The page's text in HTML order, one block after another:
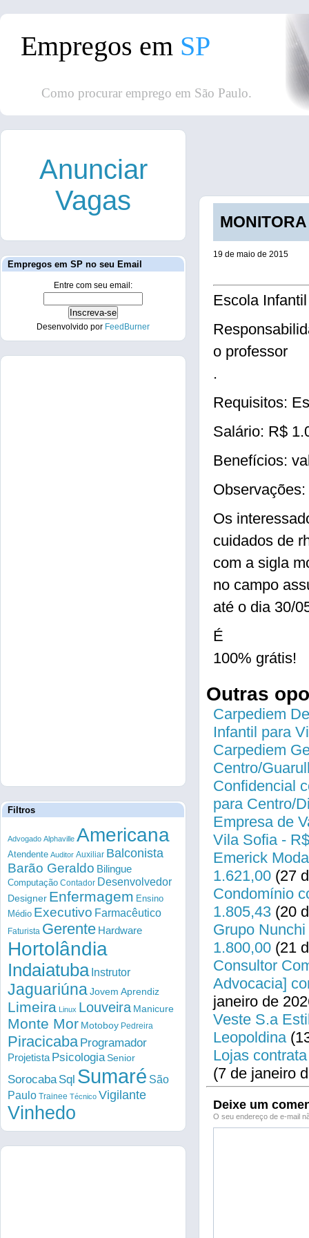
Empregos em SP
Como procurar emprego em São Paulo.
19 de maio de 2015
Escola
o professor
.
Requisitos:
Salário: R$
Benefícios:
Os
cuidados de
com a sigla
no campo
até o dia 30/
É
100% grátis!
Outras
Carpediem
Infantil para
Carpediem
Centro/
Confidencial
para Centro/
Empresa de
Vila Sofia -
Emerick
1.621,00 (27
Condomínio
1.805,43 (20
Grupo
1.800,00 (21
Consultor
Advocacia]
janeiro de
Veste S.a
Leopoldina
Lojas
(7 de janeiro
Deixe um
O seu endereço de e-mail
Anunciar
Vagas
Empregos em SP no seu Email
Entre com seu email:
Desenvolvido por FeedBurner
Filtros
Advogado Alphaville Americana
Atendente Auditor Auxiliar Balconista
Barão Geraldo Bilingue
Computação Contador Desenvolvedor
Designer Enfermagem Ensino
Médio Executivo Farmacêutico
Faturista Gerente Hardware
Hortolândia
Indaiatuba Instrutor
Jaguariúna Jovem Aprendiz
Limeira Linux Louveira Manicure
Monte Mor Motoboy Pedreira
Piracicaba Programador
Projetista PsicologiaSenior
Sorocaba Sql Sumaré São
Paulo Trainee Técnico Vigilante
Vinhedo